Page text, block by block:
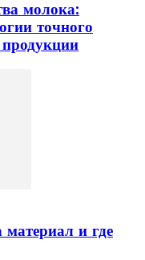
молока:
точного
материал и где